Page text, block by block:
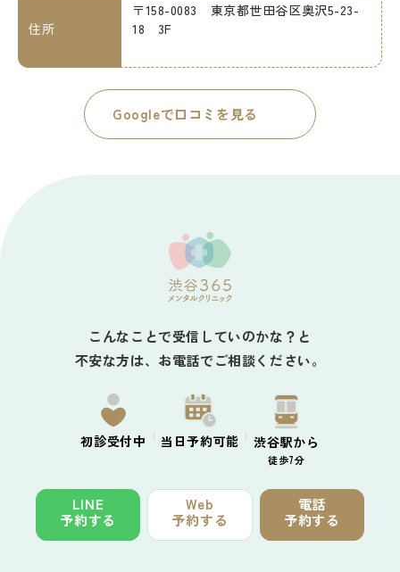
住所
〒158-0083 東京都世田谷区奥沢5-23-
18 3F
Googleで口コミを見る
初診受付中 当日予約可能 渋谷駅から
徒歩7分
LINE
予約する
Web
予約する
電話
予約する
こんなことで受信していのかな？と
不安な方は、お電話でご相談ください。